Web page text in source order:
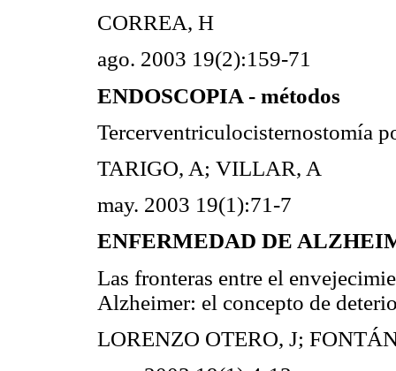
CORREA, H
ago. 2003 19(2):159-71
ENDOSCOPIA - métodos
Tercerventriculocisternostomía
TARIGO, A; VILLAR, A
may. 2003 19(1):71-7
ENFERMEDAD DE
Las fronteras entre el
Alzheimer: el concepto de
LORENZO OTERO, J;